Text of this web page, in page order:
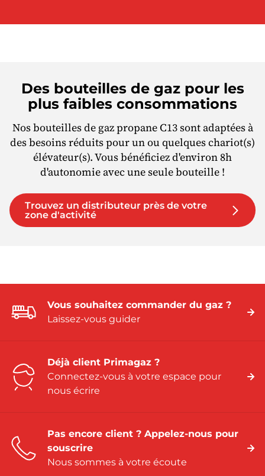
Des bouteilles de gaz pour les
plus faibles consommations
Nos bouteilles de gaz propane C13 sont adaptées à
des besoins réduits pour un ou quelques chariot(s)
élévateur(s). Vous bénéficiez d'environ 8h
d'autonomie avec une seule bouteille !
Trouvez un distributeur près de votre
zone d'activité
Vous souhaitez commander du gaz ?
Laissez-vous guider
Déjà client Primagaz ?
Connectez-vous à votre espace pour
nous écrire
Pas encore client ? Appelez-nous pour
souscrire
Nous sommes à votre écoute